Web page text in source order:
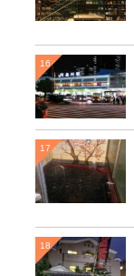
16
17
18